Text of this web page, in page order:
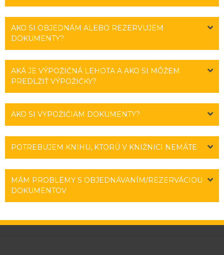
AKO SI OBJEDNÁM ALEBO REZERVUJEM
DOKUMENTY?
AKÁ JE VÝPOŽIČNÁ LEHOTA A AKO SI MÔŽEM
PREDLŽIŤ VÝPOŽIČKY?
AKO SI VYPOŽIČIAM DOKUMENTY?
POTREBUJEM KNIHU, KTORÚ V KNIŽNICI NEMÁTE
MÁM PROBLÉMY S OBJEDNÁVANÍM/REZERVÁCIOU
DOKUMENTOV